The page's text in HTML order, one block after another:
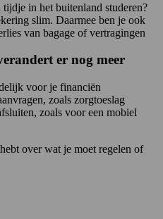
in het buitenland studeren?
slim. Daarmee ben je ook
van bagage of vertragingen
er nog meer
voor je financiën
zoals zorgtoeslag
zoals voor een mobiel
over wat je moet regelen of